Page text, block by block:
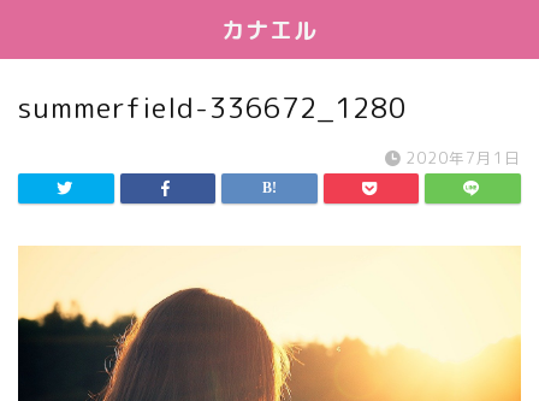
カナエル
summerfield-336672_1280
2020年7月1日